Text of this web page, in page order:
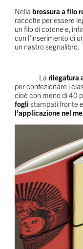
Nella brossura a filo
raccolte per essere
un filo di cotone e,
con l’inserimento di
un nastro segnalibro.
La rilegatura
per confezionare i
cioè con meno di 40
fogli stampati fronte
l’applicazione nel